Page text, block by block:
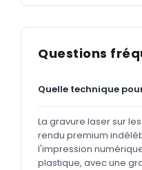
Questions
Quelle technique
La gravure laser sur
rendu premium
l'impression
plastique, avec une